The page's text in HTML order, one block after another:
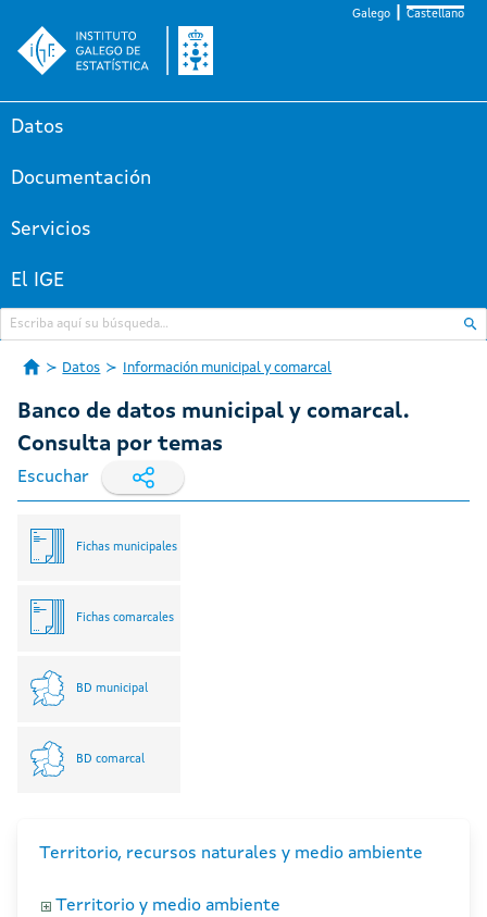
Galego Castellano
Datos
Documentación
Servicios
El IGE
Datos Información municipal y comarcal
Banco de datos municipal y comarcal.
Consulta por temas
Escuchar
Fichas municipales
Fichas comarcales
BD municipal
BD comarcal
Territorio, recursos naturales y medio ambiente
Territorio y medio ambiente